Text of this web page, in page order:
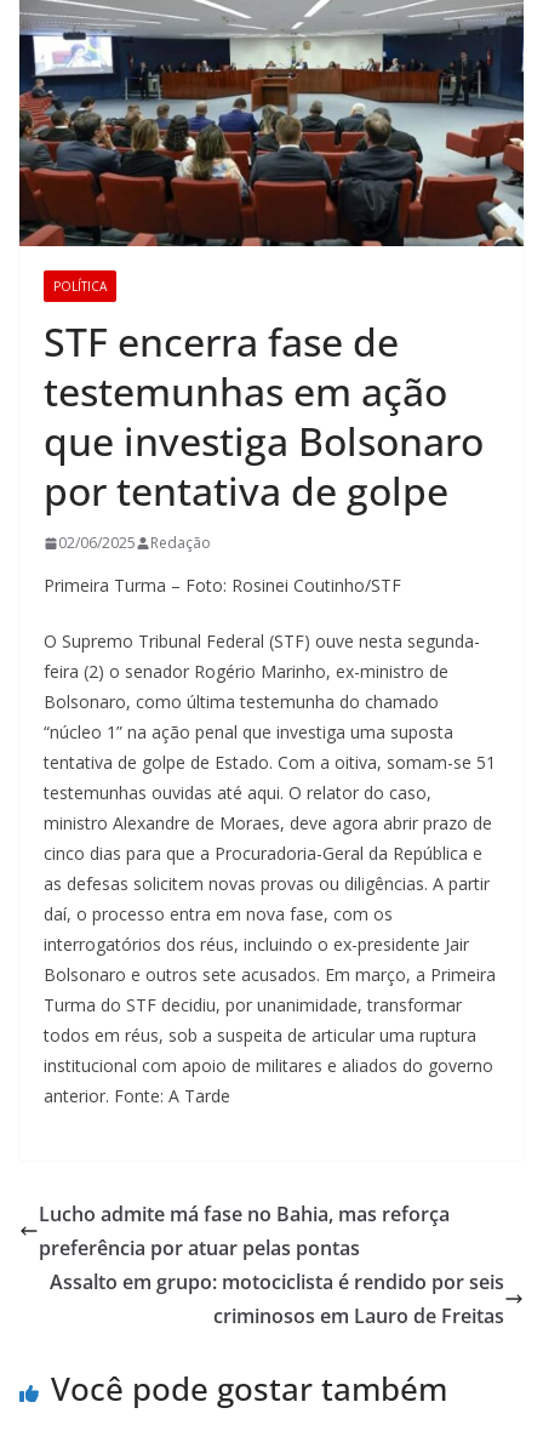
POLÍTICA
STF encerra fase de
testemunhas em ação
que investiga Bolsonaro
por tentativa de golpe
02/06/2025 Redação
Primeira Turma – Foto: Rosinei Coutinho/STF
O Supremo Tribunal Federal (STF) ouve nesta segunda-
feira (2) o senador Rogério Marinho, ex-ministro de
Bolsonaro, como última testemunha do chamado
“núcleo 1” na ação penal que investiga uma suposta
tentativa de golpe de Estado. Com a oitiva, somam-se 51
testemunhas ouvidas até aqui. O relator do caso,
ministro Alexandre de Moraes, deve agora abrir prazo de
cinco dias para que a Procuradoria-Geral da República e
as defesas solicitem novas provas ou diligências. A partir
daí, o processo entra em nova fase, com os
interrogatórios dos réus, incluindo o ex-presidente Jair
Bolsonaro e outros sete acusados. Em março, a Primeira
Turma do STF decidiu, por unanimidade, transformar
todos em réus, sob a suspeita de articular uma ruptura
institucional com apoio de militares e aliados do governo
anterior. Fonte: A Tarde
Lucho admite má fase no Bahia, mas reforça
preferência por atuar pelas pontas
Assalto em grupo: motociclista é rendido por seis
criminosos em Lauro de Freitas
Você pode gostar também